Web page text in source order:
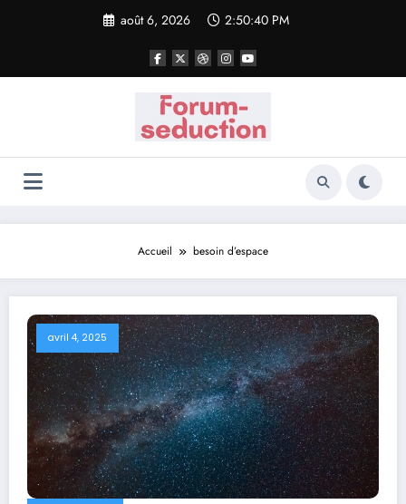
août 6, 2026 2:50:40 PM
Accueil besoin d’espace
avril 4, 2025